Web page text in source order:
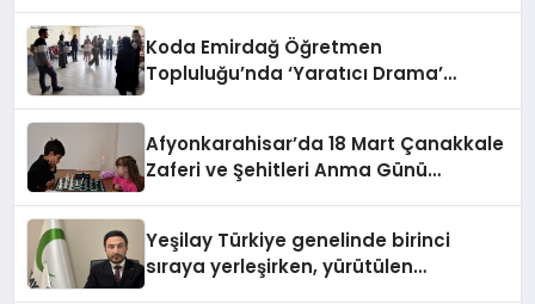
Koda Emirdağ Öğretmen
Topluluğu’nda ‘Yaratıcı Drama’
Afyonkarahisar’da 18 Mart Çanakkale
Zaferi ve Şehitleri Anma Günü
Yeşilay Türkiye genelinde birinci
sıraya yerleşirken, yürütülen